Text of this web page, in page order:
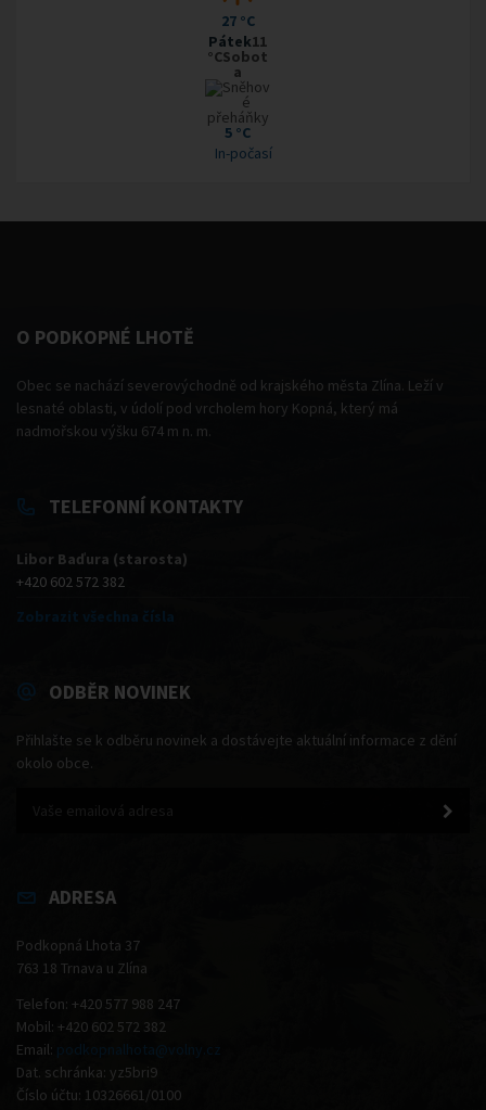
27 °C
Pátek11
°CSobot
a
5 °C
In-počasí
O PODKOPNÉ LHOTĚ
Obec se nachází severovýchodně od krajského města Zlína. Leží v
lesnaté oblasti, v údolí pod vrcholem hory Kopná, který má
nadmořskou výšku 674 m n. m.
TELEFONNÍ KONTAKTY
Libor Baďura (starosta)
+420 602 572 382
Zobrazit všechna čísla
ODBĚR NOVINEK
Přihlašte se k odběru novinek a dostávejte aktuální informace z dění
okolo obce.
ADRESA
Podkopná Lhota 37
763 18 Trnava u Zlína
Telefon: +420 577 988 247
Mobil: +420 602 572 382
Email: podkopnalhota@volny.cz
Dat. schránka: yz5bri9
Číslo účtu: 10326661/0100